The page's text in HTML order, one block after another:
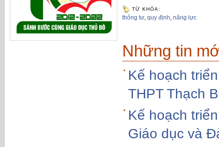
TỪ KHÓA:
thông tư, quy định, năng lực
Những tin
Kế hoạch
THPT Thạch
Kế hoạch
Giáo dục và